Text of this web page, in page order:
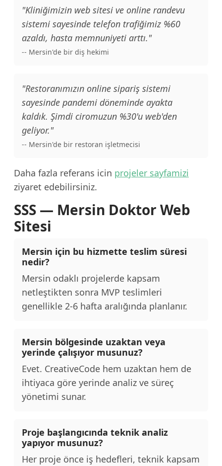
"Kliniğimizin web sitesi ve online randevu
sistemi sayesinde telefon trafiğimiz %60
azaldı, hasta memnuniyeti arttı."
-- Mersin'de bir diş hekimi
"Restoranımızın online sipariş sistemi
sayesinde pandemi döneminde ayakta
kaldık. Şimdi ciromuzun %30'u web'den
geliyor."
-- Mersin'de bir restoran işletmecisi
Daha fazla referans icin projeler sayfamizi
ziyaret edebilirsiniz.
SSS — Mersin Doktor Web
Sitesi
Mersin için bu hizmette teslim süresi
nedir?
Mersin odaklı projelerde kapsam
netleştikten sonra MVP teslimleri
genellikle 2-6 hafta aralığında planlanır.
Mersin bölgesinde uzaktan veya
yerinde çalışıyor musunuz?
Evet. CreativeCode hem uzaktan hem de
ihtiyaca göre yerinde analiz ve süreç
yönetimi sunar.
Proje başlangıcında teknik analiz
yapıyor musunuz?
Her proje önce iş hedefleri, teknik kapsam